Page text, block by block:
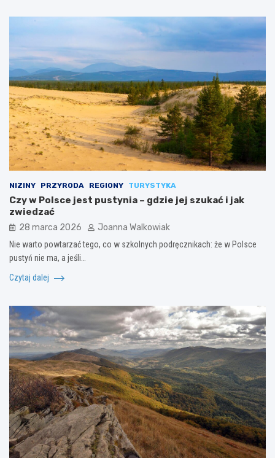
NIZINY PRZYRODA REGIONY TURYSTYKA
Czy w Polsce jest pustynia – gdzie jej szukać i jak
zwiedzać
28 marca 2026 Joanna Walkowiak
Nie warto powtarzać tego, co w szkolnych podręcznikach: że w Polsce
pustyń nie ma, a jeśli…
Czytaj dalej